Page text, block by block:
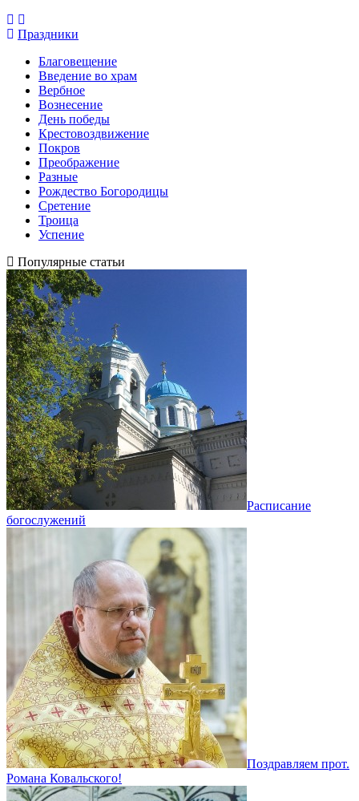
Праздники
Благовещение
Введение во храм
Вербное
Вознесение
День победы
Крестовоздвижение
Покров
Преображение
Разные
Рождество Богородицы
Сретение
Троица
Успение
Популярные статьи
Расписание
богослужений
Поздравляем прот.
Романа Ковальского!